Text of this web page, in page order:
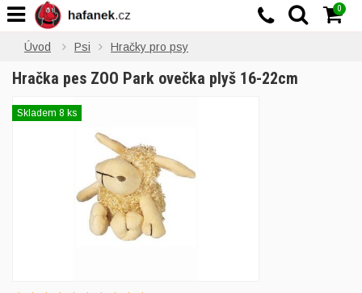
Úvod Psi Hračky pro psy
Hračka pes ZOO Park ovečka plyš 16-22cm
Skladem 8 ks
0